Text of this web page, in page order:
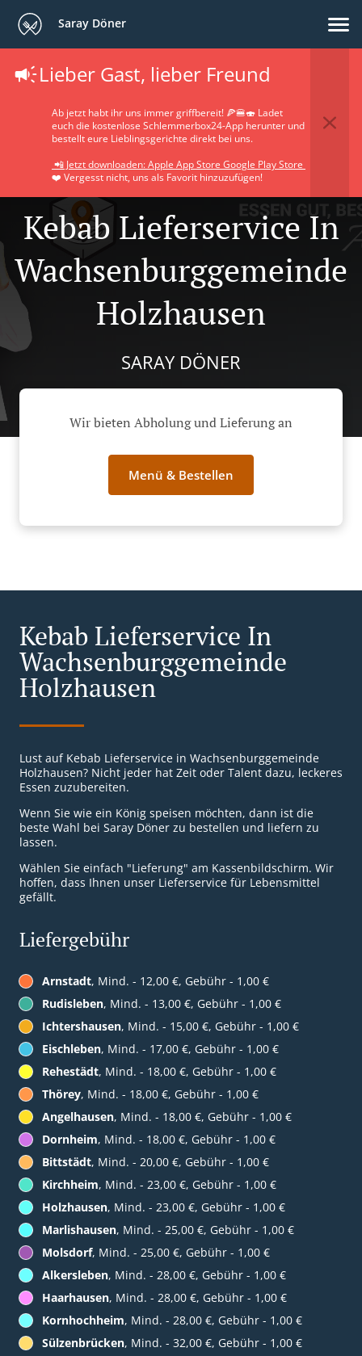
Saray Döner
Lieber Gast, lieber Freund
Ab jetzt habt ihr uns immer griffbereit! 🍕🍔🍣 Ladet
euch die kostenlose Schlemmerbox24-App herunter und
bestellt eure Lieblingsgerichte direkt bei uns.
📲 Jetzt downloaden: Apple App Store Google Play Store
❤️ Vergesst nicht, uns als Favorit hinzuzufügen!
Kebab Lieferservice In
Wachsenburggemeinde
Holzhausen
SARAY DÖNER
Wir bieten Abholung und Lieferung an
Menü & Bestellen
Kebab Lieferservice In
Wachsenburggemeinde
Holzhausen
Lust auf Kebab Lieferservice in Wachsenburggemeinde
Holzhausen? Nicht jeder hat Zeit oder Talent dazu, leckeres
Essen zuzubereiten.
Wenn Sie wie ein König speisen möchten, dann ist die
beste Wahl bei Saray Döner zu bestellen und liefern zu
lassen.
Wählen Sie einfach "Lieferung" am Kassenbildschirm. Wir
hoffen, dass Ihnen unser Lieferservice für Lebensmittel
gefällt.
Liefergebühr
Arnstadt, Mind. - 12,00 €, Gebühr - 1,00 €
Rudisleben, Mind. - 13,00 €, Gebühr - 1,00 €
Ichtershausen, Mind. - 15,00 €, Gebühr - 1,00 €
Eischleben, Mind. - 17,00 €, Gebühr - 1,00 €
Rehestädt, Mind. - 18,00 €, Gebühr - 1,00 €
Thörey, Mind. - 18,00 €, Gebühr - 1,00 €
Angelhausen, Mind. - 18,00 €, Gebühr - 1,00 €
Dornheim, Mind. - 18,00 €, Gebühr - 1,00 €
Bittstädt, Mind. - 20,00 €, Gebühr - 1,00 €
Kirchheim, Mind. - 23,00 €, Gebühr - 1,00 €
Holzhausen, Mind. - 23,00 €, Gebühr - 1,00 €
Marlishausen, Mind. - 25,00 €, Gebühr - 1,00 €
Molsdorf, Mind. - 25,00 €, Gebühr - 1,00 €
Alkersleben, Mind. - 28,00 €, Gebühr - 1,00 €
Haarhausen, Mind. - 28,00 €, Gebühr - 1,00 €
Kornhochheim, Mind. - 28,00 €, Gebühr - 1,00 €
Sülzenbrücken, Mind. - 32,00 €, Gebühr - 1,00 €